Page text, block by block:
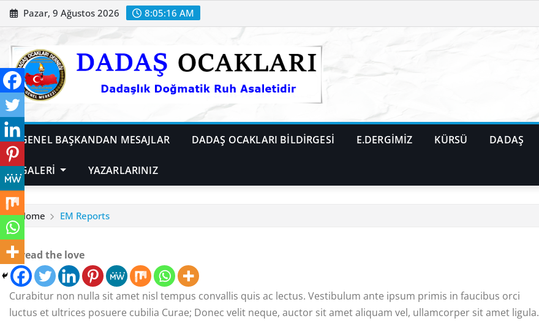
Skip
to
Pazar, 9 Ağustos 2026 8:05:17 AM
GENEL BAŞKANDAN MESAJLAR DADAŞ OCAKLARI BİLDİRGESİ E.DERGİMİZ KÜRSÜ DADAŞ
GALERİ YAZARLARINIZ
Home EM Reports
Spread the love
Curabitur non nulla sit amet nisl tempus convallis quis ac lectus. Vestibulum ante ipsum primis in faucibus orci
luctus et ultrices posuere cubilia Curae; Donec velit neque, auctor sit amet aliquam vel, ullamcorper sit amet ligula.